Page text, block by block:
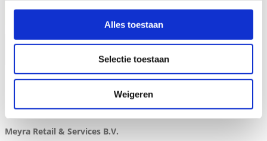
Alles toestaan
Selectie toestaan
Weigeren
×
Contactgegevens
Meyra Retail & Services B.V.